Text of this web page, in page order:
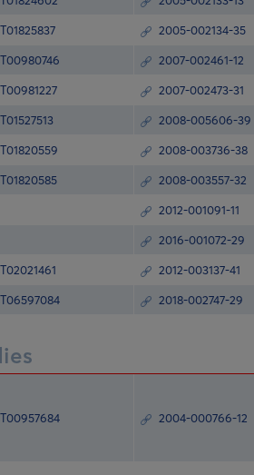
2005-002134-35
2007-002461-12
2007-002473-31
2008-005606-39
2008-003736-38
2008-003557-32
2012-001091-11
2016-001072-29
2012-003137-41
2018-002747-29
2004-000766-12